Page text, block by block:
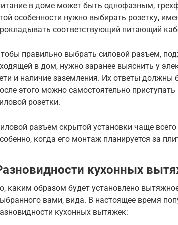
в доме может быть однофазным,
особенности нужно выбирать розетку,
соответствующий питающий
правильно выбрать силовой разъем,
в дом, нужно заранее выяснить у
и наличие заземления. Их ответы
этого можно самостоятельно
розетки.
разъем скрытой установки чаще
когда его монтаж планируется за
кухонных
каким образом будет установлено
вами, вида. В настоящее время
кухонных вытяжек: